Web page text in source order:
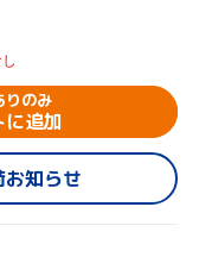
りのみ
に追加
知らせ